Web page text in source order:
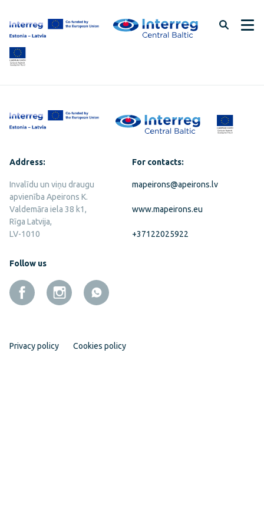
page
content
Address:
Invalīdu un viņu draugu
apvienība Apeirons K.
Valdemāra iela 38 k1,
Rīga Latvija,
LV-1010
For contacts:
mapeirons@apeirons.lv
www.mapeirons.eu
+37122025922
Follow us
Privacy policy Cookies policy